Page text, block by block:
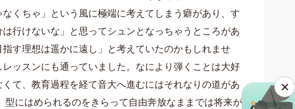
くちゃ」 という風に極端に考えてしまう癖があり、 す
行けないな」と思ってシュンとなっちゃうところがあ
す理想は遥かに遠し 」と考えていたのかもしれませ
ッスンにも通っていました。なにより弾くことは大好
て、 教育過程を経て音大へ進むにはそれなりの道があ
型にはめられるのをきらって自由奔放なままでは将来が